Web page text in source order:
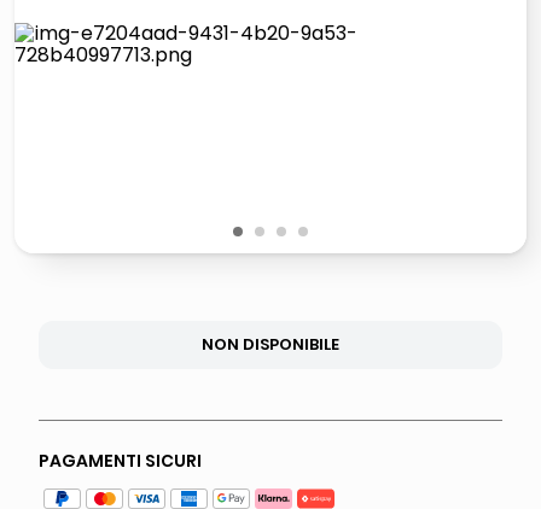
1 2 3 4
NON DISPONIBILE
PAGAMENTI SICURI